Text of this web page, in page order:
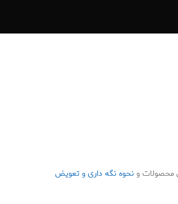
محصولات و نحوه نگه داری و تعویض